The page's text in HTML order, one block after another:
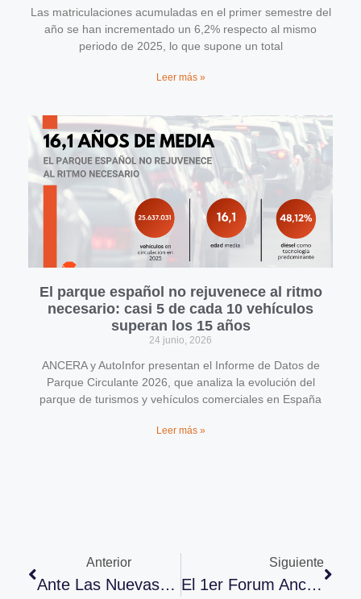
Las matriculaciones acumuladas en el primer semestre del
año se han incrementado un 6,2% respecto al mismo
periodo de 2025, lo que supone un total
Leer más »
El parque español no rejuvenece al ritmo
necesario: casi 5 de cada 10 vehículos
superan los 15 años
24 junio, 2026
ANCERA y AutoInfor presentan el Informe de Datos de
Parque Circulante 2026, que analiza la evolución del
parque de turismos y vehículos comerciales en España
Leer más »
Anterior
Ante Las Nuevas Medidas Restrictivas De La Movilidad, Los Talleres Seguirán Operando En Andalucía Y Su Reparto Y Distribución, También
Siguiente
El 1er Forum Ancera Analizará La Distribución De Recambios Desde Una Perspectiva Empresarial, Económica Y Política